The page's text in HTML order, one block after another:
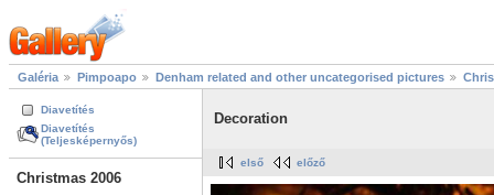
Galéria Pimpoapo Denham related and other uncategorised pictures
Diavetítés
Diavetítés
(Teljesképernyős)
Christmas 2006
Decoration
első előző